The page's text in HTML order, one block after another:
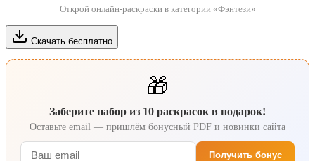
Открой онлайн-раскраски в категории «Фэнтези»
Скачать бесплатно
🎁
Заберите набор из 10 раскрасок в подарок!
Оставьте email — пришлём бонусный PDF и новинки сайта
Получить бонус